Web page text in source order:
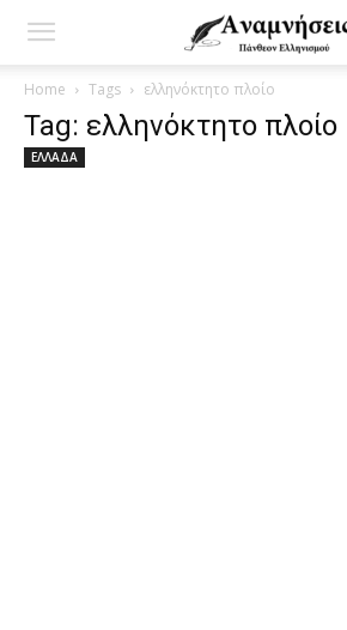
Home Tags ελληνόκτητο πλοίο
Tag: ελληνόκτητο πλοίο
ΕΛΛΑΔΑ